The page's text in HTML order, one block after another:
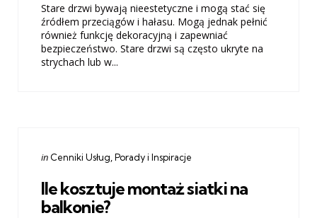
Stare drzwi bywają nieestetyczne i mogą stać się
źródłem przeciągów i hałasu. Mogą jednak pełnić
również funkcję dekoracyjną i zapewniać
bezpieczeństwo. Stare drzwi są często ukryte na
strychach lub w...
Categories
Posted
in Cenniki Usług Porady i Inspiracje
Ile kosztuje montaż siatki na
balkonie?